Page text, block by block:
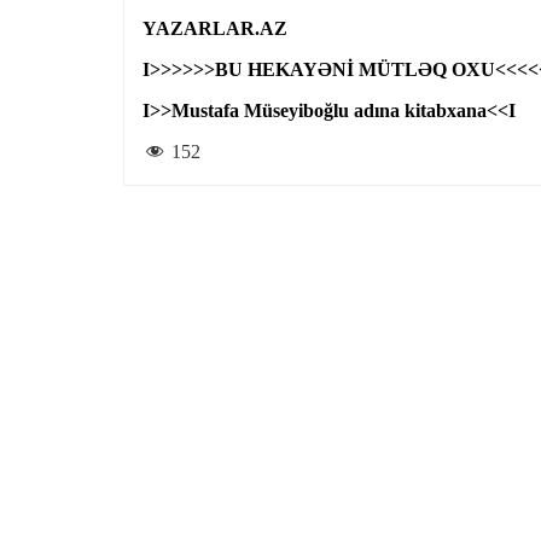
YAZARLAR.AZ
I>>>>>>BU HEKAYƏNİ MÜTLƏQ
I>>Mustafa Müseyiboğlu adına kitabxana<<I
152